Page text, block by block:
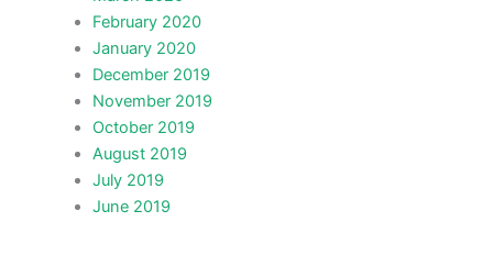
February 2020
January 2020
December 2019
November 2019
October 2019
August 2019
July 2019
June 2019